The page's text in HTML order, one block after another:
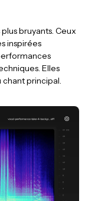
bruyants. Ceux
inspirées
Elles
principal.